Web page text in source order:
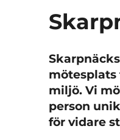
mötesplats
miljö. Vi
person
för vidare